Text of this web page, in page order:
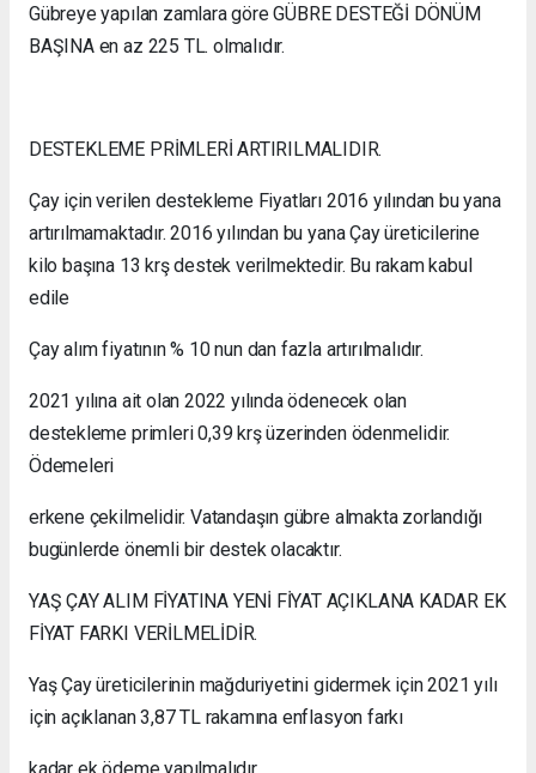
Gübreye yapılan zamlara göre GÜBRE DESTEĞİ DÖNÜM
BAŞINA en az 225 TL. olmalıdır.
DESTEKLEME PRİMLERİ ARTIRILMALIDIR.
Çay için verilen destekleme Fiyatları 2016 yılından bu yana
artırılmamaktadır. 2016 yılından bu yana Çay üreticilerine
kilo başına 13 krş destek verilmektedir. Bu rakam kabul
edile
Çay alım fiyatının % 10 nun dan fazla artırılmalıdır.
2021 yılına ait olan 2022 yılında ödenecek olan
destekleme primleri 0,39 krş üzerinden ödenmelidir.
Ödemeleri
erkene çekilmelidir. Vatandaşın gübre almakta zorlandığı
bugünlerde önemli bir destek olacaktır.
YAŞ ÇAY ALIM FİYATINA YENİ FİYAT AÇIKLANA KADAR EK
FİYAT FARKI VERİLMELİDİR.
Yaş Çay üreticilerinin mağduriyetini gidermek için 2021 yılı
için açıklanan 3,87 TL rakamına enflasyon farkı